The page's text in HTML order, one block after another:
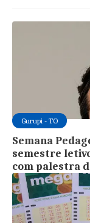
Gurupi - TO
Semana
semestre
com palestra